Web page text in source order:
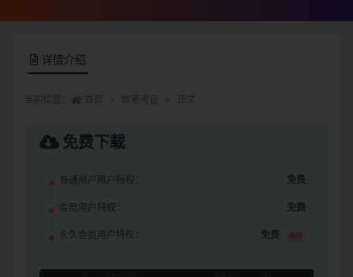
详情介绍
免费下载
普通用户用户特权： 免费
会员用户特权： 免费
永久会员用户特权： 免费 推荐